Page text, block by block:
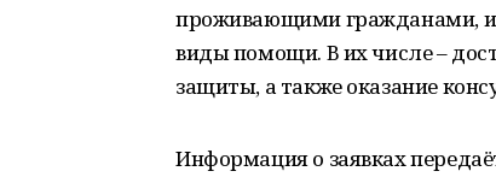
проживающими гражданами,
виды помощи. В их числе –
защиты, а также оказание
Информация о заявках